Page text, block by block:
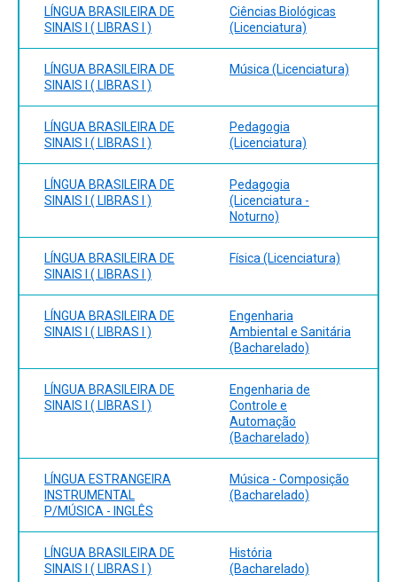
LÍNGUA BRASILEIRA DE
SINAIS I ( LIBRAS I )
Ciências Biológicas
(Licenciatura)
LÍNGUA BRASILEIRA DE
SINAIS I ( LIBRAS I )
Música (Licenciatura)
LÍNGUA BRASILEIRA DE
SINAIS I ( LIBRAS I )
Pedagogia
(Licenciatura)
LÍNGUA BRASILEIRA DE
SINAIS I ( LIBRAS I )
Pedagogia
(Licenciatura -
Noturno)
LÍNGUA BRASILEIRA DE
SINAIS I ( LIBRAS I )
Física (Licenciatura)
LÍNGUA BRASILEIRA DE
SINAIS I ( LIBRAS I )
Engenharia
Ambiental e Sanitária
(Bacharelado)
LÍNGUA BRASILEIRA DE
SINAIS I ( LIBRAS I )
Engenharia de
Controle e
Automação
(Bacharelado)
LÍNGUA ESTRANGEIRA
INSTRUMENTAL
P/MÚSICA - INGLÊS
Música - Composição
(Bacharelado)
LÍNGUA BRASILEIRA DE
SINAIS I ( LIBRAS I )
História
(Bacharelado)